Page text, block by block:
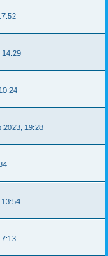
14:29
2023, 19:28